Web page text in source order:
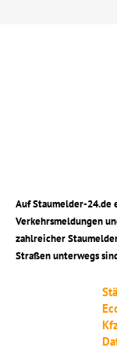
Auf Staumelder-
Verkehrsmeldungen
zahlreicher
Straßen unterwegs